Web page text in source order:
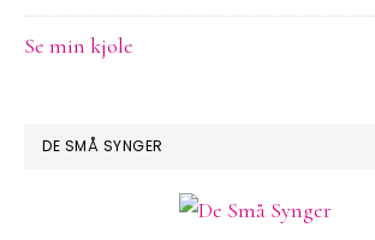
Se min kjole
DE SMÅ SYNGER